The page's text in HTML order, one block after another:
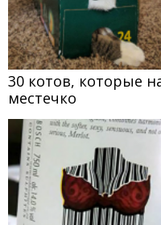
30 котов, которые
местечко